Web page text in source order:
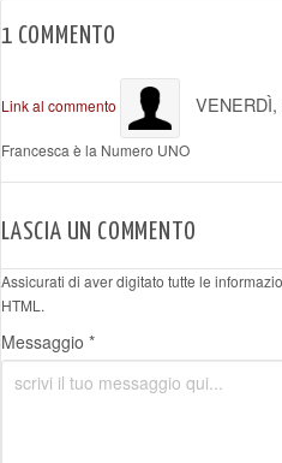
1 COMMENTO
Link al commento
Francesca è la Numero UNO
LASCIA UN COMMENTO
Assicurati di aver digitato tutte le
HTML.
Messaggio *